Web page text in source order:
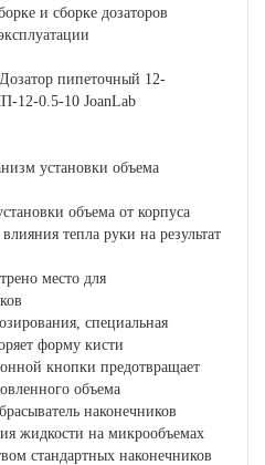
и сборке дозаторов
пипеточный 12-
12-0.5-10 JoanLab
установки объема
объема от корпуса
тепла руки на результат
место для
специальная
форму кисти
кнопки предотвращает
объема
наконечников
жидкости на микрообъемах
стандартных наконечников